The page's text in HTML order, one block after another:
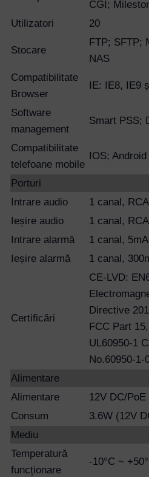
CGI;
Utilizatori
20
Stocare
FTP; SFTP;
NAS
Compatibilitate
Browser
IE: IE8, IE9
Software
management
Smart PSS;
Compatibilitate
telefoane mobile
IOS; Android
Porturi
Intrare audio
1 canal, RCA
Ieșire audio
1 canal, RCA
Intrare alarmă
1 canal,
Ieșire alarmă
1 canal,
Certificări
CE-LVD:
Directive
FCC Part
UL60950-1
No.60950-1-
Alimentare
Alimentare
12V DC/PoE
Consum
3.6W (12V
Mediu
Temperatură
funcționare
-10°C ~